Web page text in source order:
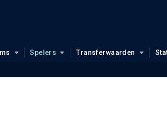
Spelers Transferwaarden